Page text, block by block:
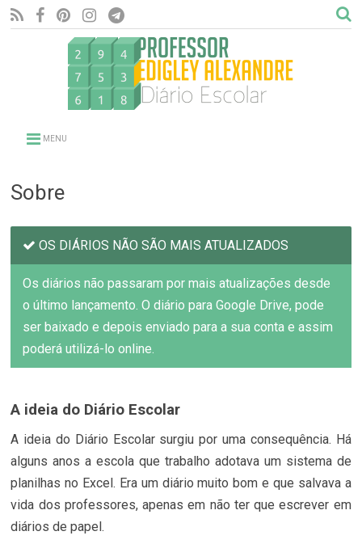
MENU
Sobre
OS DIÁRIOS NÃO SÃO MAIS ATUALIZADOS
Os diários não passaram por mais atualizações desde
o último lançamento. O diário para Google Drive, pode
ser baixado e depois enviado para a sua conta e assim
poderá utilizá-lo online.
A ideia do Diário Escolar
A ideia do Diário Escolar surgiu por uma consequência. Há
alguns anos a escola que trabalho adotava um sistema de
planilhas no Excel. Era um diário muito bom e que salvava a
vida dos professores, apenas em não ter que escrever em
diários de papel.